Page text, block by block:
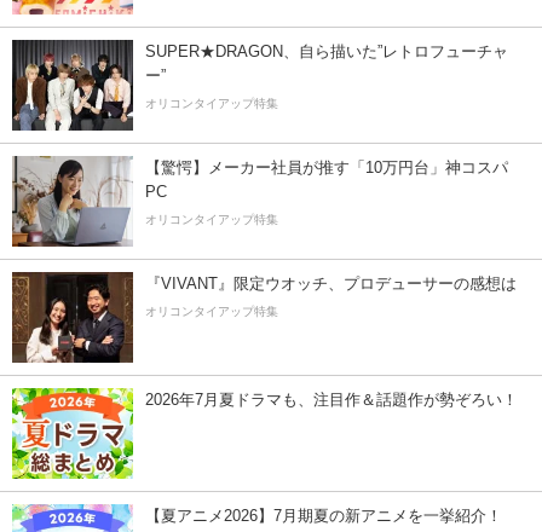
SUPER★DRAGON、自ら描いた”レトロフューチャ
ー”
オリコンタイアップ特集
【驚愕】メーカー社員が推す「10万円台」神コスパ
PC
オリコンタイアップ特集
『VIVANT』限定ウオッチ、プロデューサーの感想は
オリコンタイアップ特集
2026年7月夏ドラマも、注目作＆話題作が勢ぞろい！
【夏アニメ2026】7月期夏の新アニメを一挙紹介！